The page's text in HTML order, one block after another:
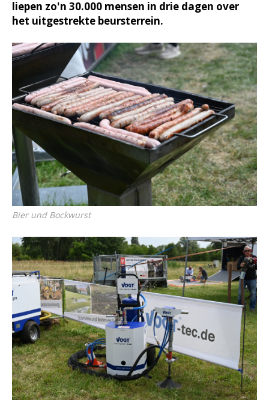
liepen zo'n 30.000 mensen in drie dagen over
het uitgestrekte beursterrein.
Bier und Bockwurst